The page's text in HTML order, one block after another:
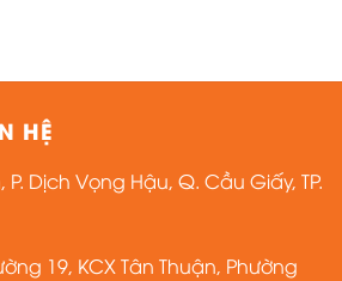
HỆ
P. Dịch Vọng Hậu, Q. Cầu Giấy, TP.
19, KCX Tân Thuận, Phường